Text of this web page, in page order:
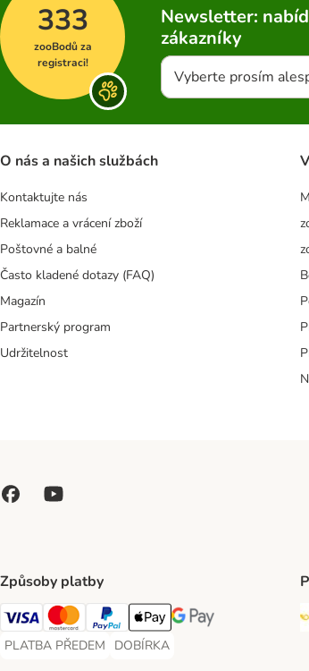
333
zooBodů za
registraci!
Newsletter:
zákazníky
Vyberte prosím
O nás a našich službách
Kontaktujte nás
Reklamace a vrácení zboží
Poštovné a balné
Často kladené dotazy (FAQ)
Magazín
Partnerský program
Udržitelnost
Způsoby platby
Visa Payment Method
Mastercard Payment Method
PayPal Payment Method
Apple pay Payment Method
GooglePay Payment
PLATBA PŘEDEM
PLATBA PŘEDEM Payment Method
DOBÍRKA
DOBÍRKA Payment Method